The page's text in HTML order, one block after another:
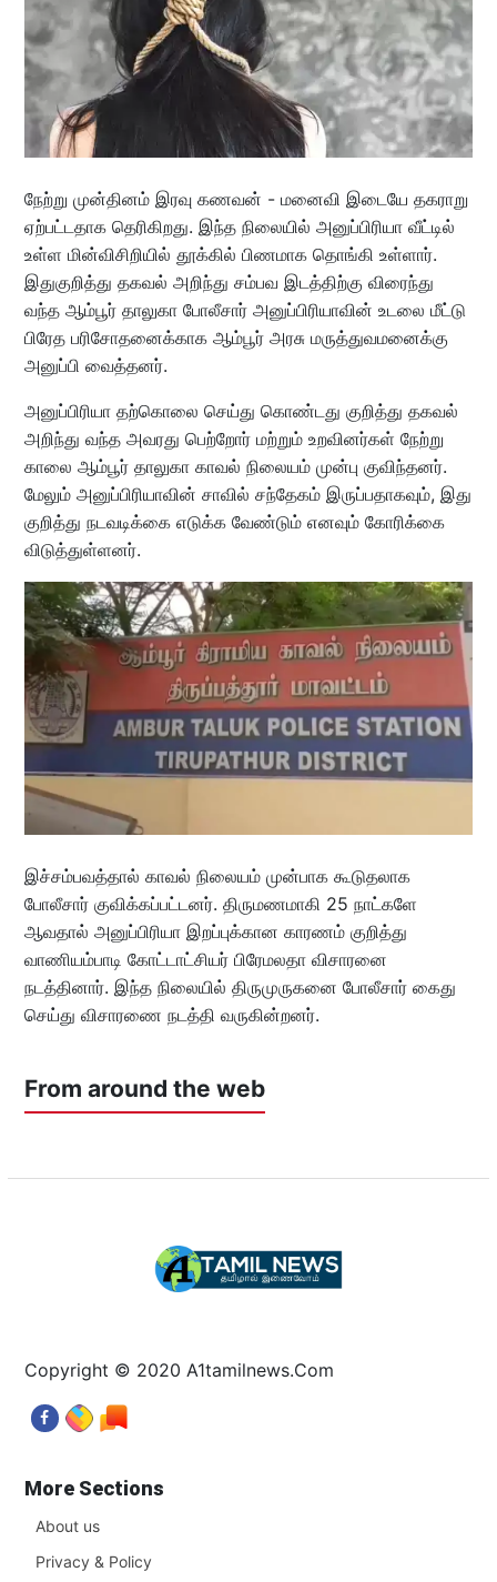
நேற்று முன்தினம் இரவு கணவன் - மனைவி இடையே தகராறு
ஏற்பட்டதாக தெரிகிறது. இந்த நிலையில் அனுப்பிரியா வீட்டில்
உள்ள மின்விசிறியில் தூக்கில் பிணமாக தொங்கி உள்ளார்.
இதுகுறித்து தகவல் அறிந்து சம்பவ இடத்திற்கு விரைந்து
வந்த ஆம்பூர் தாலுகா போலீசார் அனுப்பிரியாவின் உடலை மீட்டு
பிரேத பரிசோதனைக்காக ஆம்பூர் அரசு மருத்துவமனைக்கு
அனுப்பி வைத்தனர்.
அனுப்பிரியா தற்கொலை செய்து கொண்டது குறித்து தகவல்
அறிந்து வந்த அவரது பெற்றோர் மற்றும் உறவினர்கள் நேற்று
காலை ஆம்பூர் தாலுகா காவல் நிலையம் முன்பு குவிந்தனர்.
மேலும் அனுப்பிரியாவின் சாவில் சந்தேகம் இருப்பதாகவும், இது
குறித்து நடவடிக்கை எடுக்க வேண்டும் எனவும் கோரிக்கை
விடுத்துள்ளனர்.
இச்சம்பவத்தால் காவல் நிலையம் முன்பாக கூடுதலாக
போலீசார் குவிக்கப்பட்டனர். திருமணமாகி 25 நாட்களே
ஆவதால் அனுப்பிரியா இறப்புக்கான காரணம் குறித்து
வாணியம்பாடி கோட்டாட்சியர் பிரேமலதா விசாரனை
நடத்தினார். இந்த நிலையில் திருமுருகனை போலீசார் கைது
செய்து விசாரணை நடத்தி வருகின்றனர்.
From around the web
Copyright © 2020 A1tamilnews.Com
More Sections
About us
Privacy & Policy